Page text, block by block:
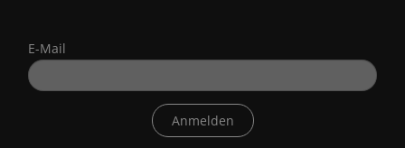
E-Mail
Anmelden